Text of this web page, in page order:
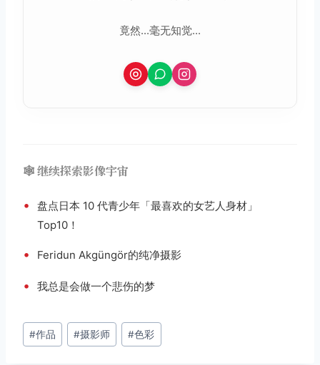
竟然...毫无知觉...
🕸️ 继续探索影像宇宙
•
盘点日本 10 代青少年「最喜欢的女艺人身材」
Top10！
• Feridun Akgüngör的纯净摄影
• 我总是会做一个悲伤的梦
文
章
#作品 #摄影师 #色彩